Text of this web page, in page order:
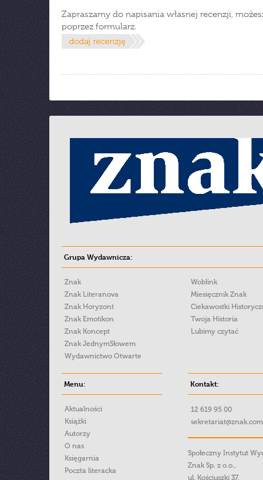
Zapraszamy do napisania własnej recenzji,
poprzez formularz.
Grupa Wydawnicza:
Znak
Znak Literanova
Znak Horyzont
Znak Emotikon
Znak Koncept
Znak JednymSłowem
Wydawnictwo Otwarte
Woblink
Miesięcznik Znak
Ciekawostki
Twoja Historia
Lubimy czytać
Menu:
Aktualności
Książki
Autorzy
O nas
Księgarnia
Poczta literacka
Kontakt:
12 619 95 00
Społeczny Instytut
Znak Sp. z o.o.,
ul. Kościuszki 37,